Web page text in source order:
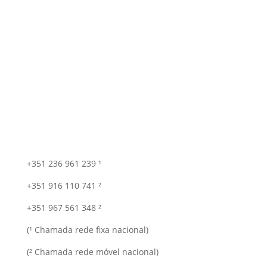
+351 236 961 239 ¹
+351 916 110 741 ²
+351 967 561 348 ²
(¹ Chamada rede fixa nacional)
(² Chamada rede móvel nacional)